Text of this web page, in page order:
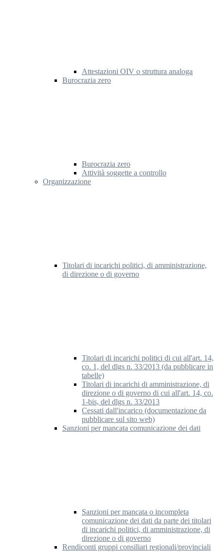
Attestazioni OIV o struttura analoga
Burocrazia zero
Burocrazia zero
Attività soggette a controllo
Organizzazione
Titolari di incarichi politici, di amministrazione,
di direzione o di governo
Titolari di incarichi politici di cui all'art. 14,
co. 1, del dlgs n. 33/2013 (da pubblicare in
tabelle)
Titolari di incarichi di amministrazione, di
direzione o di governo di cui all'art. 14, co.
1-bis, del dlgs n. 33/2013
Cessati dall'incarico (documentazione da
pubblicare sul sito web)
Sanzioni per mancata comunicazione dei dati
Sanzioni per mancata o incompleta
comunicazione dei dati da parte dei titolari
di incarichi politici, di amministrazione, di
direzione o di governo
Rendiconti gruppi consiliari regionali/provinciali